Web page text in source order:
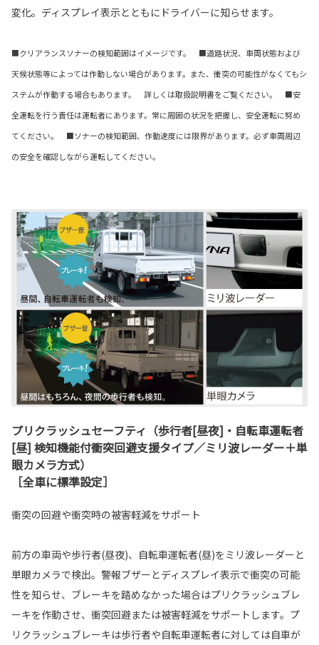
変化。ディスプレイ表示とともにドライバーに知らせます。
■クリアランスソナーの検知範囲はイメージです。 ■道路状況、車両状態および
天候状態等によっては作動しない場合があります。また、衝突の可能性がなくてもシ
ステムが作動する場合もあります。 詳しくは取扱説明書をご覧ください。 ■安
全運転を行う責任は運転者にあります。常に周囲の状況を把握し、安全運転に努め
てください。 ■ソナーの検知範囲、作動速度には限界があります。必ず車両周辺
の安全を確認しながら運転してください。
プリクラッシュセーフティ（歩行者[昼夜]・自転車運転者
[昼] 検知機能付衝突回避支援タイプ／ミリ波レーダー＋単
眼カメラ方式）
［全車に標準設定］
衝突の回避や衝突時の被害軽減をサポート
前方の車両や歩行者(昼夜)、自転車運転者(昼)をミリ波レーダーと
単眼カメラで検出。警報ブザーとディスプレイ表示で衝突の可能
性を知らせ、ブレーキを踏めなかった場合はプリクラッシュブレ
ーキを作動させ、衝突回避または被害軽減をサポートします。プ
リクラッシュブレーキは歩行者や自転車運転者に対しては自車が